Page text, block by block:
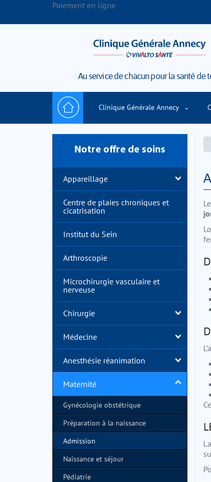
Paiement en ligne
Au service de chacun pour la santé de
Clinique Générale Annecy
Notre offre de soins
Appareillage
Centre de plaies chroniques et
cicatrisation
Institut du Sein
Arthroscopie
Microchirurgie vasculaire et
nerveuse
Chirurgie
Médecine
Anesthésie réanimation
Maternité
Gynécologie obstétrique
Préparation à la naissance
Admission
Naissance et séjour
Pédiatrie